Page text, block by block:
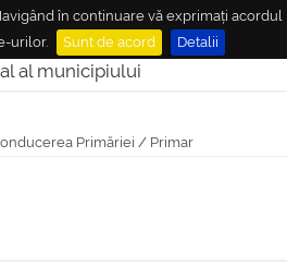
în continuare vă exprimați acordul
urilor.
Sunt de acord Detalii
MEDIAŞ
al municipiului
Primăriei / Primar